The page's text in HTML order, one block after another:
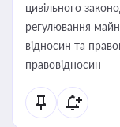
цивільного
регулювання
відносин та
правовідносин